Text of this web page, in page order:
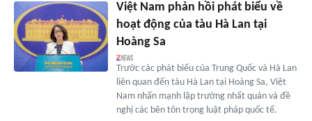
Việt Nam phản hồi phát biểu về
hoạt động của tàu Hà Lan tại
Hoàng Sa
Trước các phát biểu của Trung Quốc và Hà Lan
liên quan đến tàu Hà Lan tại Hoàng Sa, Việt
Nam nhấn mạnh lập trường nhất quán và đề
nghị các bên tôn trọng luật pháp quốc tế.